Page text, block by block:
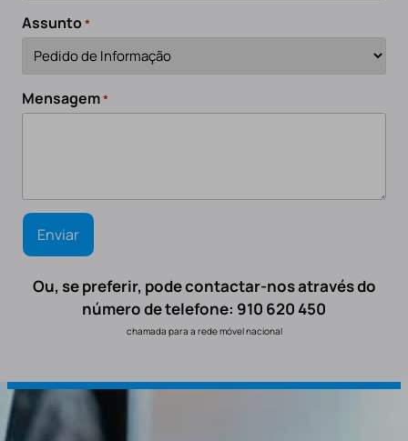
Assunto*
Mensagem*
Ou, se preferir, pode contactar-nos através do
número de telefone: 910 620 450
chamada para a rede móvel nacional